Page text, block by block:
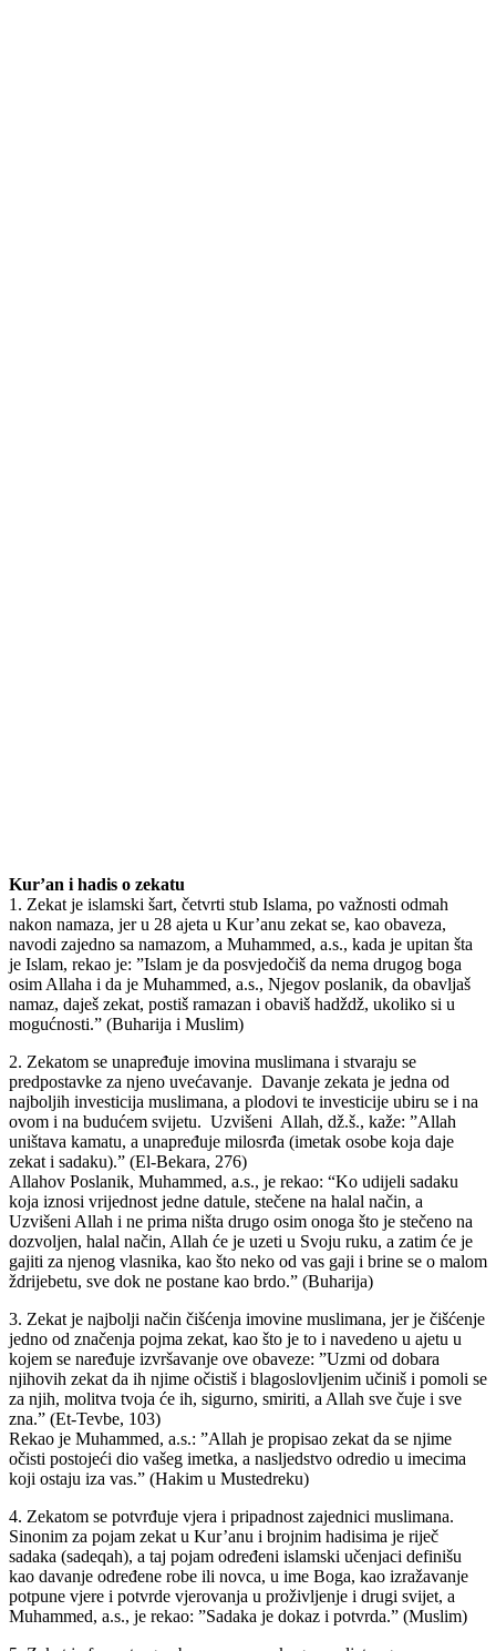
Kur’an i hadis o zekatu
1. Zekat je islamski šart, četvrti stub Islama, po važnosti odmah
nakon namaza, jer u 28 ajeta u Kur’anu zekat se, kao obaveza,
navodi zajedno sa namazom, a Muhammed, a.s., kada je upitan šta
je Islam, rekao je: ”Islam je da posvjedočiš da nema drugog boga
osim Allaha i da je Muhammed, a.s., Njegov poslanik, da obavljaš
namaz, daješ zekat, postiš ramazan i obaviš hadždž, ukoliko si u
mogućnosti.” (Buharija i Muslim)
2. Zekatom se unapređuje imovina muslimana i stvaraju se
predpostavke za njeno uvećavanje. Davanje zekata je jedna od
najboljih investicija muslimana, a plodovi te investicije ubiru se i na
ovom i na budućem svijetu. Uzvišeni Allah, dž.š., kaže: ”Allah
uništava kamatu, a unapređuje milosrđa (imetak osobe koja daje
zekat i sadaku).” (El-Bekara, 276)
Allahov Poslanik, Muhammed, a.s., je rekao: “Ko udijeli sadaku
koja iznosi vrijednost jedne datule, stečene na halal način, a
Uzvišeni Allah i ne prima ništa drugo osim onoga što je stečeno na
dozvoljen, halal način, Allah će je uzeti u Svoju ruku, a zatim će je
gajiti za njenog vlasnika, kao što neko od vas gaji i brine se o malom
ždrijebetu, sve dok ne postane kao brdo.” (Buharija)
3. Zekat je najbolji način čišćenja imovine muslimana, jer je čišćenje
jedno od značenja pojma zekat, kao što je to i navedeno u ajetu u
kojem se naređuje izvršavanje ove obaveze: ”Uzmi od dobara
njihovih zekat da ih njime očistiš i blagoslovljenim učiniš i pomoli se
za njih, molitva tvoja će ih, sigurno, smiriti, a Allah sve čuje i sve
zna.” (Et-Tevbe, 103)
Rekao je Muhammed, a.s.: ”Allah je propisao zekat da se njime
očisti postojeći dio vašeg imetka, a nasljedstvo odredio u imecima
koji ostaju iza vas.” (Hakim u Mustedreku)
4. Zekatom se potvrđuje vjera i pripadnost zajednici muslimana.
Sinonim za pojam zekat u Kur’anu i brojnim hadisima je riječ
sadaka (sadeqah), a taj pojam određeni islamski učenjaci definišu
kao davanje određene robe ili novca, u ime Boga, kao izražavanje
potpune vjere i potvrde vjerovanja u proživljenje i drugi svijet, a
Muhammed, a.s., je rekao: ”Sadaka je dokaz i potvrda.” (Muslim)